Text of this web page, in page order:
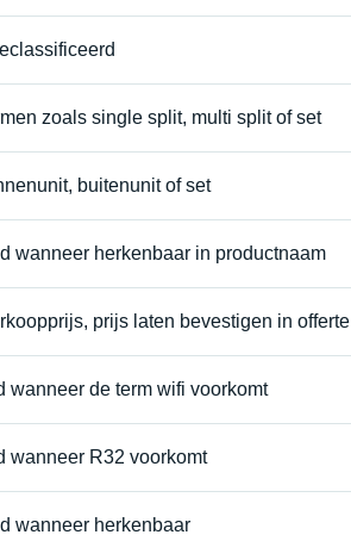
zoals single split, multi split of set
buitenunit of set
wanneer herkenbaar in productnaam
prijs laten bevestigen in offerte
wanneer de term wifi voorkomt
wanneer R32 voorkomt
wanneer herkenbaar